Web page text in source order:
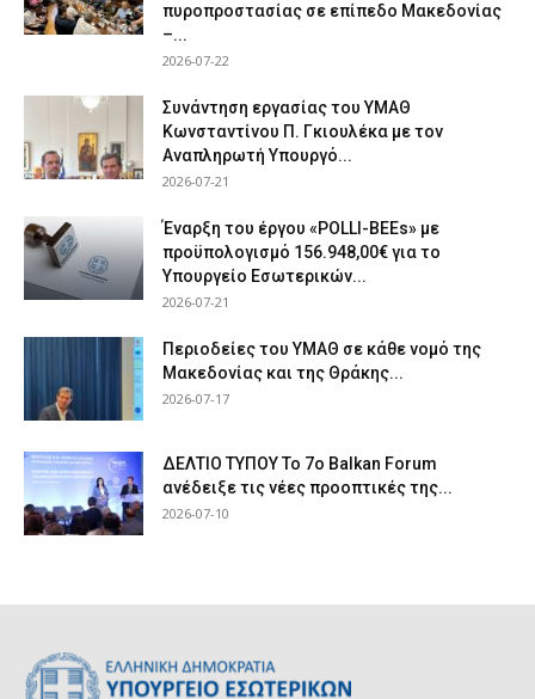
πυροπροστασίας σε επίπεδο Μακεδονίας
–...
2026-07-22
Συνάντηση εργασίας του ΥΜΑΘ
Κωνσταντίνου Π. Γκιουλέκα με τον
Αναπληρωτή Υπουργό...
2026-07-21
Έναρξη του έργου «POLLI-BEEs» με
προϋπολογισμό 156.948,00€ για το
Υπουργείο Εσωτερικών...
2026-07-21
Περιοδείες του ΥΜΑΘ σε κάθε νομό της
Μακεδονίας και της Θράκης...
2026-07-17
ΔΕΛΤΙΟ ΤΥΠΟΥ Το 7ο Balkan Forum
ανέδειξε τις νέες προοπτικές της...
2026-07-10